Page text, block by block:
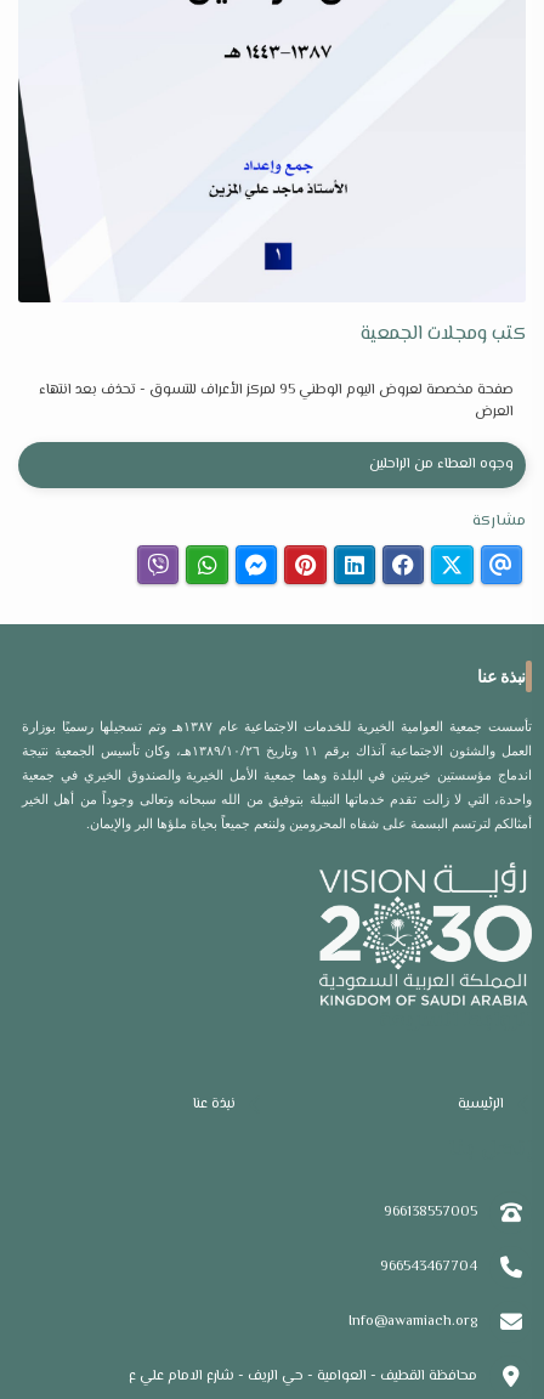
كتب ومجلات الجمعية
صفحة مخصصة لعروض اليوم الوطني 95 لمركز الأعراف للتسوق - تحذف بعد انتهاء
العرض
وجوه العطاء من الراحلين
مشاركة
نبذة عنا
تأسست جمعية العوامية الخيرية للخدمات الاجتماعية عام ١٣٨٧هـ وتم تسجيلها رسميًا بوزارة
العمل والشئون الاجتماعية آنذاك برقم ١١ وتاريخ ١٣٨٩/١٠/٢٦هـ، وكان تأسيس الجمعية نتيجة
اندماج مؤسستين خيريتين في البلدة وهما جمعية الأمل الخيرية والصندوق الخيري في جمعية
واحدة، التي لا زالت تقدم خدماتها النبيلة بتوفيق من الله سبحانه وتعالى وجوداً من أهل الخير
أمثالكم لترتسم البسمة على شفاه المحرومين ولننعم جميعاً بحياة ملؤها البر والإيمان.
الرئيسية نبذة عنا
966138557005
966543467704
Info@awamiach.org
محافظة القطيف - العوامية - حي الريف - شارع الامام علي ع